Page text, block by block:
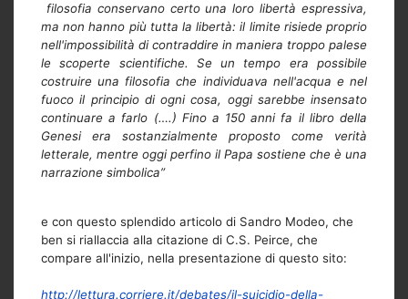
filosofia conservano certo una loro libertà espressiva,
ma non hanno più tutta la libertà: il limite risiede proprio
nell'impossibilità di contraddire in maniera troppo palese
le scoperte scientifiche. Se un tempo era possibile
costruire una filosofia che individuava nell'acqua e nel
fuoco il principio di ogni cosa, oggi sarebbe insensato
continuare a farlo (….) Fino a 150 anni fa il libro della
Genesi era sostanzialmente proposto come verità
letterale, mentre oggi perfino il Papa sostiene che è una
narrazione simbolica”
e con questo splendido articolo di Sandro Modeo, che
ben si riallaccia alla citazione di C.S. Peirce, che
compare all'inizio, nella presentazione di questo sito:
http://lettura.corriere.it/debates/il-suicidio-della-